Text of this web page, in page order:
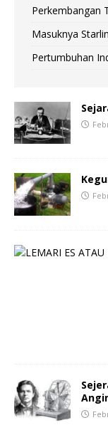
Perkembangan
Masuknya
Pertumbuhan